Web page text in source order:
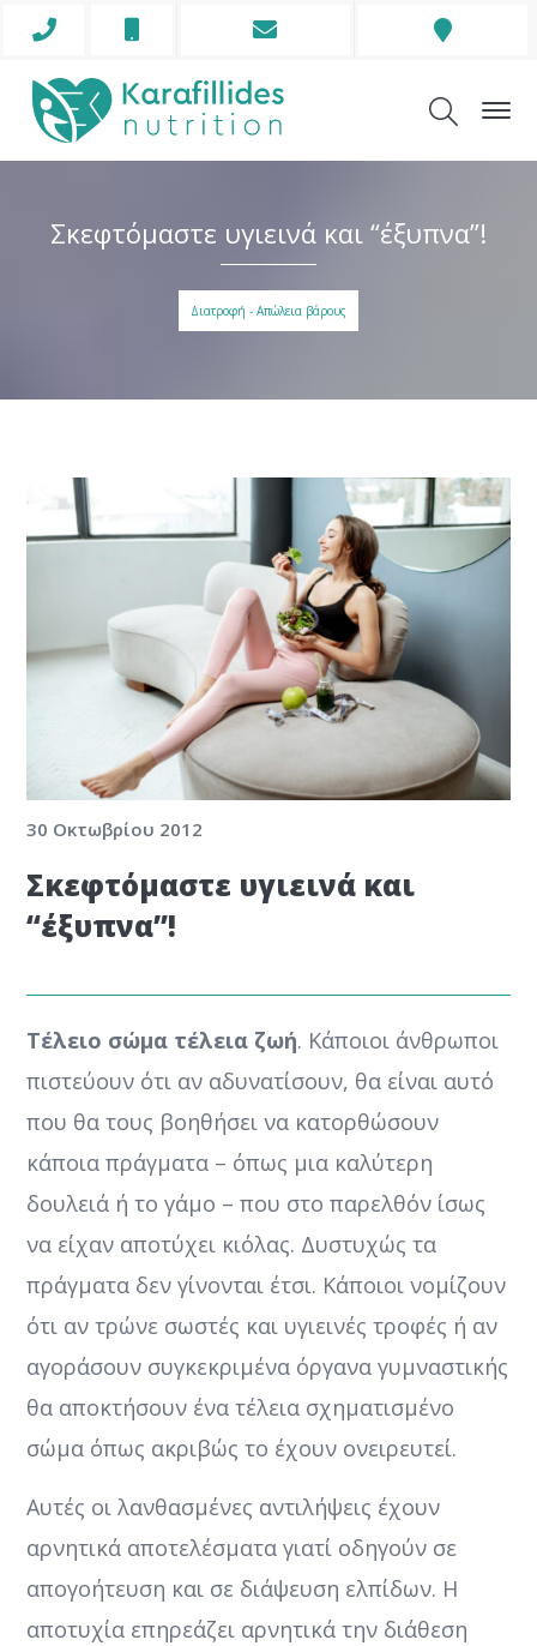
Phone
Envelope
Address
Σκεφτόμαστε υγιεινά και “έξυπνα”!
Διατροφή - Απώλεια βάρους
30 Οκτωβρίου 2012
Σκεφτόμαστε υγιεινά και
“έξυπνα”!
Τέλειο σώμα τέλεια ζωή. Κάποιοι άνθρωποι
πιστεύουν ότι αν αδυνατίσουν, θα είναι αυτό
που θα τους βοηθήσει να κατορθώσουν
κάποια πράγματα – όπως μια καλύτερη
δουλειά ή το γάμο – που στο παρελθόν ίσως
να είχαν αποτύχει κιόλας. Δυστυχώς τα
πράγματα δεν γίνονται έτσι. Κάποιοι νομίζουν
ότι αν τρώνε σωστές και υγιεινές τροφές ή αν
αγοράσουν συγκεκριμένα όργανα γυμναστικής
θα αποκτήσουν ένα τέλεια σχηματισμένο
σώμα όπως ακριβώς το έχουν ονειρευτεί.
Αυτές οι λανθασμένες αντιλήψεις έχουν
αρνητικά αποτελέσματα γιατί οδηγούν σε
απογοήτευση και σε διάψευση ελπίδων. Η
αποτυχία επηρεάζει αρνητικά την διάθεση